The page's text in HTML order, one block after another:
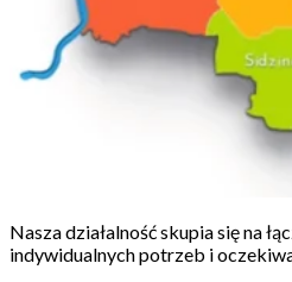
Nasza działalność skupia się na
indywidualnych potrzeb i